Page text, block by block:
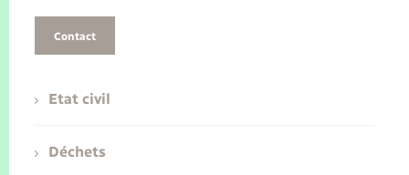
Contact
Etat civil
Déchets